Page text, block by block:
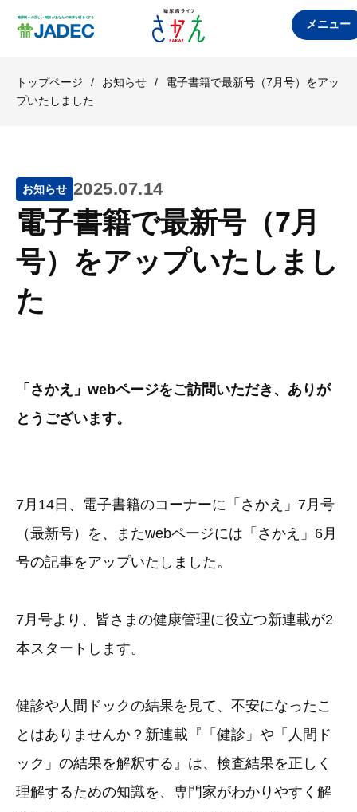
メニュー
トップページ / お知らせ /
電子書籍で最新号（7月号）をアッ
プいたしました
お知らせ 2025.07.14
電子書籍で最新号（7月
号）をアップいたしまし
た
「さかえ」webページをご訪問いただき、ありが
とうございます。
7月14日、電子書籍のコーナーに「さかえ」7月号
（最新号）を、またwebページには「さかえ」6月
号の記事をアップいたしました。
7月号より、皆さまの健康管理に役立つ新連載が2
本スタートします。
健診や人間ドックの結果を見て、不安になったこ
とはありませんか？新連載『「健診」や「人間ド
ック」の結果を解釈する』は、検査結果を正しく
理解するための知識を、専門家がわかりやすく解